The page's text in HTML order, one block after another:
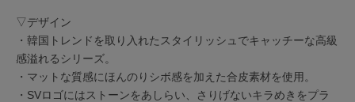
▽デザイン
・韓国トレンドを取り入れたスタイリッシュでキャッチーな高級
感溢れるシリーズ。
・マットな質感にほんのりシボ感を加えた合皮素材を使用。
・SVロゴにはストーンをあしらい、さりげないキラめきをプラ